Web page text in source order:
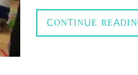
CONTINUE